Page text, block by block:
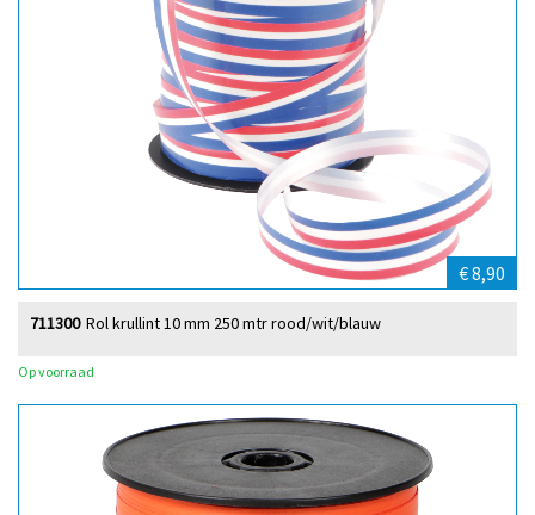
€ 8,90
Rol krullint 10 mm 250 mtr rood/wit/blauw
711300
Op voorraad